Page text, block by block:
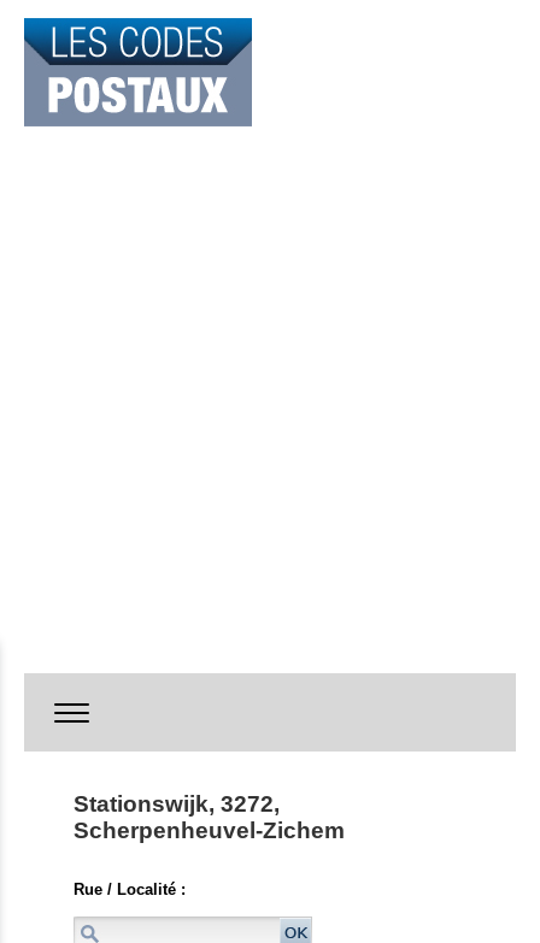
Stationswijk, 3272,
Scherpenheuvel-Zichem
Rue / Localité :